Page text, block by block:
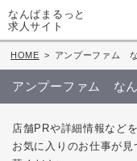
なんばまるっと
求人サイト
HOME > アンプーファム
アンプーファム な
店舗PRや詳細情報など
お気に入りのお仕事が